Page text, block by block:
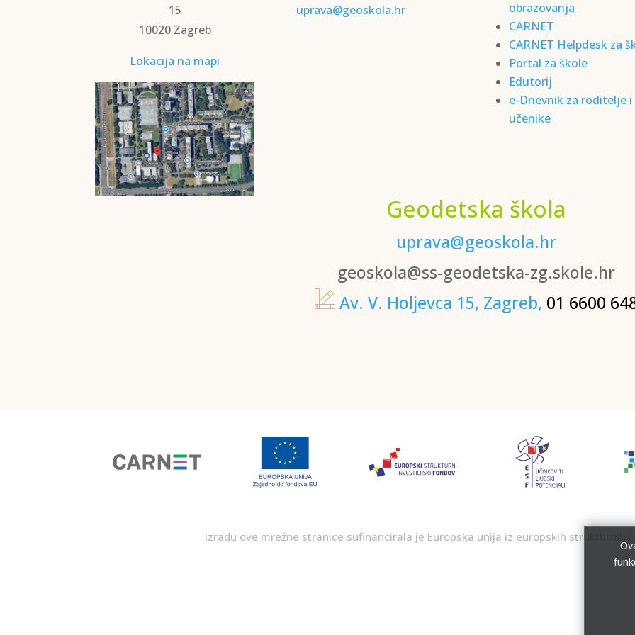
15
10020 Zagreb
Lokacija na mapi
uprava@geoskola.hr
obrazovanja
CARNET
CARNET Helpdesk za
Portal za škole
Edutorij
e-Dnevnik za roditelje i
učenike
Geodetska škola
uprava@geoskola.hr
geoskola@ss-geodetska-zg.skole.hr
Av. V. Holjevca 15, Zagreb, 01 6600
Izradu ove mrežne stranice sufinancirala je Europska unija iz europskih strukturnih i